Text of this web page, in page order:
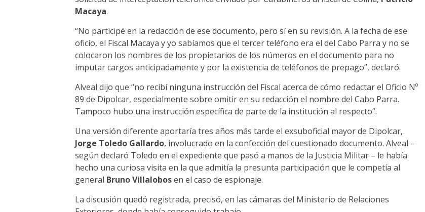
Macaya.
“No participé en la redacción de ese documento, pero sí en su revisión. A la fecha de ese
oficio, el Fiscal Macaya y yo sabíamos que el tercer teléfono era el del Cabo Parra y no se
colocaron los nombres de los propietarios de los números en el documento para no
imputar cargos anticipadamente y por la existencia de teléfonos de prepago”, declaró.
Alveal dijo que “no recibí ninguna instrucción del Fiscal acerca de cómo redactar el Oficio Nº
89 de Dipolcar, especialmente sobre omitir en su redacción el nombre del Cabo Parra.
Tampoco hubo una instrucción específica de parte de la institución al respecto”.
Una versión diferente aportaría tres años más tarde el exsuboficial mayor de Dipolcar,
Jorge Toledo Gallardo, involucrado en la confección del cuestionado documento. Alveal –
según declaró Toledo en el expediente que pasó a manos de la Justicia Militar – le había
hecho una curiosa visita en la que admitía la presunta participación que le competía al
general Bruno Villalobosen el caso de espionaje.
La discusión quedó registrada, precisó, en las cámaras del Ministerio de Relaciones